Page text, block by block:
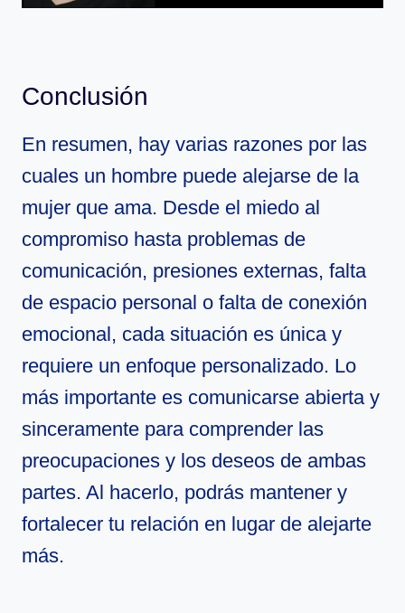
Conclusión
En resumen, hay varias razones por las
cuales un hombre puede alejarse de la
mujer que ama. Desde el miedo al
compromiso hasta problemas de
comunicación, presiones externas, falta
de espacio personal o falta de conexión
emocional, cada situación es única y
requiere un enfoque personalizado. Lo
más importante es comunicarse abierta y
sinceramente para comprender las
preocupaciones y los deseos de ambas
partes. Al hacerlo, podrás mantener y
fortalecer tu relación en lugar de alejarte
más.